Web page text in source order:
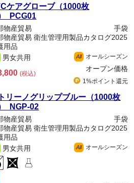
ケアグローブ（1000枚
PCG01
物産貿易
手袋
物産貿易 衛生管理用製品カタログ2025
用品
男女共用
All オールシーズン
(税込)
オープン価格
1%ポイント 還元
リーノグリップブルー（1000枚
NGP-02
物産貿易
手袋
物産貿易 衛生管理用製品カタログ2025
用品
男女共用
All オールシーズン